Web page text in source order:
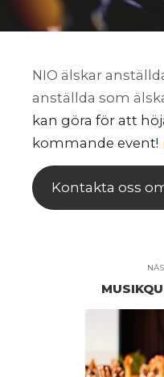
NIO älskar
anställda som
kan göra för att
kommande event!
Kontakta oss